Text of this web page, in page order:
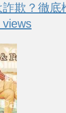
欺？徹底
views